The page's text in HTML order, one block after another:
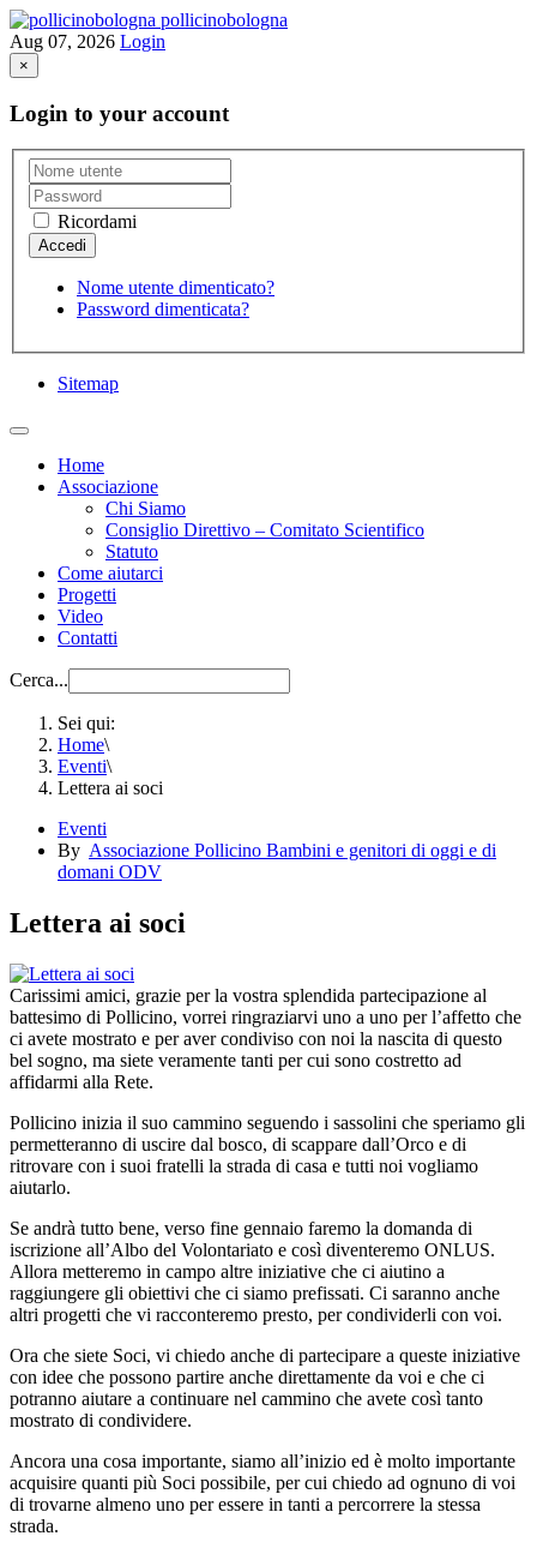
pollicinobologna
Aug 07, 2026 Login
×
Login to your account
Ricordami
Nome utente dimenticato?
Password dimenticata?
Sitemap
Home
Associazione
Chi Siamo
Consiglio Direttivo – Comitato Scientifico
Statuto
Come aiutarci
Progetti
Video
Contatti
Cerca...
Sei qui:
Home\
Eventi\
Lettera ai soci
Eventi
By Associazione Pollicino Bambini e genitori di oggi e di
domani ODV
Lettera ai soci
Carissimi amici, grazie per la vostra splendida partecipazione al
battesimo di Pollicino, vorrei ringraziarvi uno a uno per l’affetto che
ci avete mostrato e per aver condiviso con noi la nascita di questo
bel sogno, ma siete veramente tanti per cui sono costretto ad
affidarmi alla Rete.
Pollicino inizia il suo cammino seguendo i sassolini che speriamo gli
permetteranno di uscire dal bosco, di scappare dall’Orco e di
ritrovare con i suoi fratelli la strada di casa e tutti noi vogliamo
aiutarlo.
Se andrà tutto bene, verso fine gennaio faremo la domanda di
iscrizione all’Albo del Volontariato e così diventeremo ONLUS.
Allora metteremo in campo altre iniziative che ci aiutino a
raggiungere gli obiettivi che ci siamo prefissati. Ci saranno anche
altri progetti che vi racconteremo presto, per condividerli con voi.
Ora che siete Soci, vi chiedo anche di partecipare a queste iniziative
con idee che possono partire anche direttamente da voi e che ci
potranno aiutare a continuare nel cammino che avete così tanto
mostrato di condividere.
Ancora una cosa importante, siamo all’inizio ed è molto importante
acquisire quanti più Soci possibile, per cui chiedo ad ognuno di voi
di trovarne almeno uno per essere in tanti a percorrere la stessa
strada.